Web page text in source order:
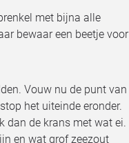
met bijna alle
bewaar een beetje voor
Vouw nu de punt van
het uiteinde eronder.
dan de krans met wat ei.
en wat grof zeezout